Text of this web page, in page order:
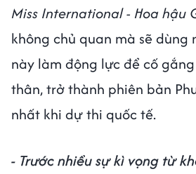
Miss International - Hoa hậu
không chủ quan mà sẽ dùng
này làm động lực để cố
thân, trở thành phiên bản
nhất khi dự thi quốc tế.
- Trước nhiều sự kì vọng từ